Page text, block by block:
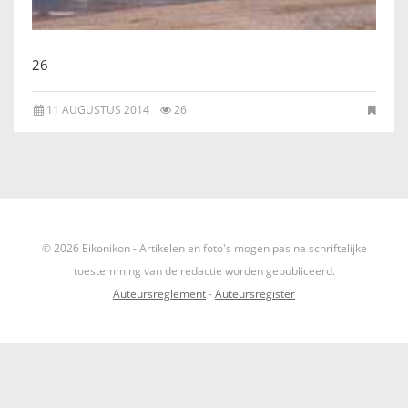
IKONEN, EEN INTRODUCTIE
LEXIKON
SCHILDERCURSUSSEN
MATERIALEN
26
11 AUGUSTUS 2014 26
© 2026 Eikonikon - Artikelen en foto's mogen pas na schriftelijke
toestemming van de redactie worden gepubliceerd.
Auteursreglement-Auteursregister